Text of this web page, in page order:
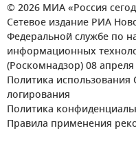
© 2026 МИА «Россия
Сетевое издание РИА
Федеральной службе по
информационных
(Роскомнадзор) 08 апреля
Политика использования
логирования
Политика
Правила применения